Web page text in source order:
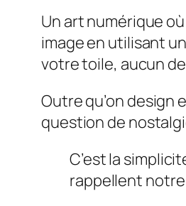
Un art numérique
image en utilisant
votre toile, aucun
Outre qu’on design
question de
C’est la
rappellent